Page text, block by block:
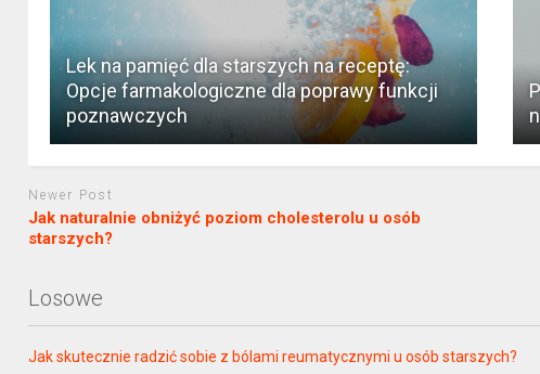
Lek na pamięć dla starszych na receptę:
Opcje farmakologiczne dla poprawy funkcji
poznawczych
Newer Post
Jak naturalnie obniżyć poziom cholesterolu u osób
starszych?
Losowe
Jak skutecznie radzić sobie z bólami reumatycznymi u osób starszych?